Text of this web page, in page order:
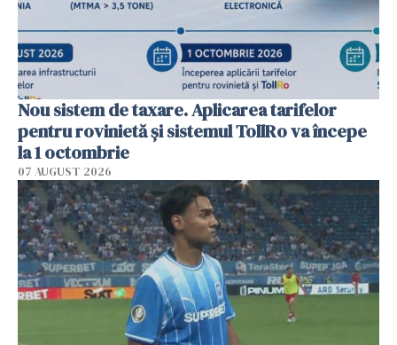
Nou sistem de taxare. Aplicarea tarifelor
pentru rovinietă şi sistemul TollRo va începe
la 1 octombrie
07 AUGUST 2026